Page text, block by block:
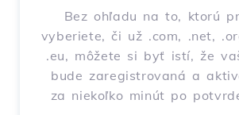
Bez ohľadu na to, ktorú
vyberiete, či už .com, .net,
.eu, môžete si byť istí, že
bude zaregistrovaná a
za niekoľko minút po